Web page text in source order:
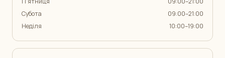
Субота
09:00–21:00
Неділя
10:00–19:00